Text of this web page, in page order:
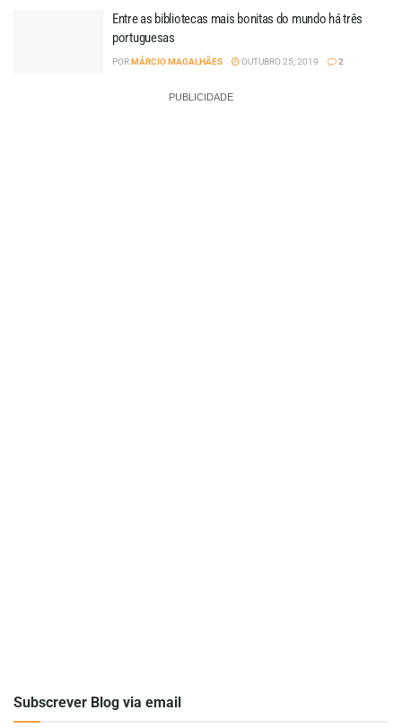
Entre as bibliotecas mais bonitas do mundo há três
portuguesas
PORMÁRCIO MAGALHÃES OUTUBRO 25, 2019 2
PUBLICIDADE
Subscrever Blog via email